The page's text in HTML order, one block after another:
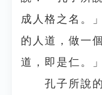
成人格之名。
的人道，做一
道，即是仁。」
孔子所說的